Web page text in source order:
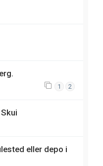
1 2
eller depo i